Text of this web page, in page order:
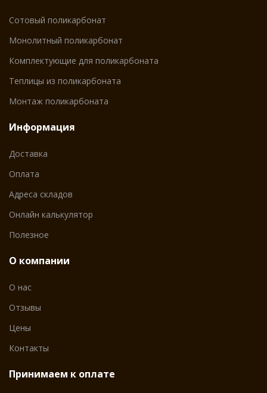
Сотовый поликарбонат
Монолитный поликарбонат
Комплектующие для поликарбоната
Теплицы из поликарбоната
Монтаж поликарбоната
Информация
Доставка
Оплата
Адреса складов
Онлайн калькулятор
Полезное
О компании
О нас
Отзывы
Цены
Контакты
Принимаем к оплате